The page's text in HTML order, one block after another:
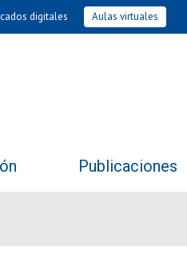
digitales Aulas virtuales
Publicaciones